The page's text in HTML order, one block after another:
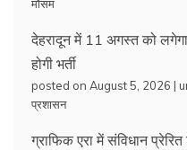
मौसम
देहरादून में 11 अगस्त को
होगी भर्ती
posted on August 5, 2026 |
प्रशासन
ग्राफिक एरा में संविधान प्रेरित